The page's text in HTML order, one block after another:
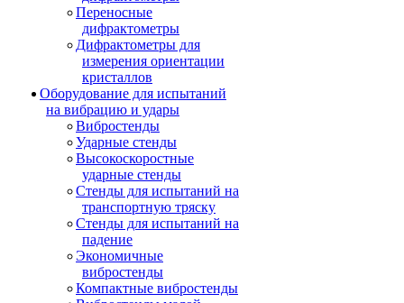
Переносные
дифрактометры
Дифрактометры для
измерения ориентации
кристаллов
Оборудование для испытаний
на вибрацию и удары
Вибростенды
Ударные стенды
Высокоскоростные
ударные стенды
Стенды для испытаний на
транспортную тряску
Стенды для испытаний на
падение
Экономичные
вибростенды
Компактные вибростенды